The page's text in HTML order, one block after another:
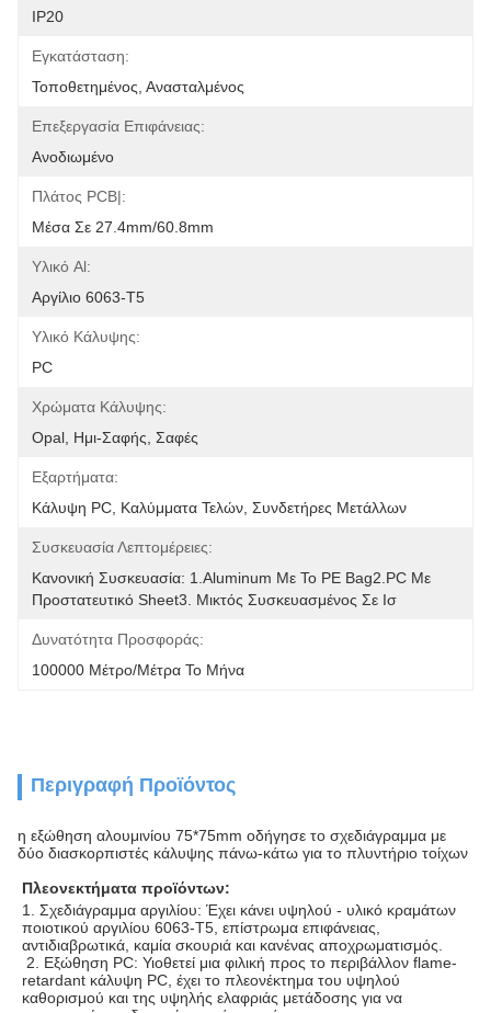
IP20
Εγκατάσταση:
Τοποθετημένος, Ανασταλμένος
Επεξεργασία Επιφάνειας:
Ανοδιωμένο
Πλάτος PCB|:
Μέσα Σε 27.4mm/60.8mm
Υλικό Al:
Αργίλιο 6063-T5
Υλικό Κάλυψης:
PC
Χρώματα Κάλυψης:
Opal, Ημι-Σαφής, Σαφές
Εξαρτήματα:
Κάλυψη PC, Καλύμματα Τελών, Συνδετήρες Μετάλλων
Συσκευασία Λεπτομέρειες:
Κανονική Συσκευασία: 1.Aluminum Με Το PE Bag2.PC Με
Προστατευτικό Sheet3. Μικτός Συσκευασμένος Σε Ισ
Δυνατότητα Προσφοράς:
100000 Μέτρο/μέτρα Το Μήνα
Περιγραφή Προϊόντος
η εξώθηση αλουμινίου 75*75mm οδήγησε το σχεδιάγραμμα με
δύο διασκορπιστές κάλυψης πάνω-κάτω για το πλυντήριο τοίχων
Πλεονεκτήματα προϊόντων:
1. Σχεδιάγραμμα αργιλίου: Έχει κάνει υψηλού - υλικό κραμάτων
ποιοτικού αργιλίου 6063-T5, επίστρωμα επιφάνειας,
retardant κάλυψη PC, έχει το πλεονέκτημα του υψηλού
καθορισμού και της υψηλής ελαφριάς μετάδοσης για να